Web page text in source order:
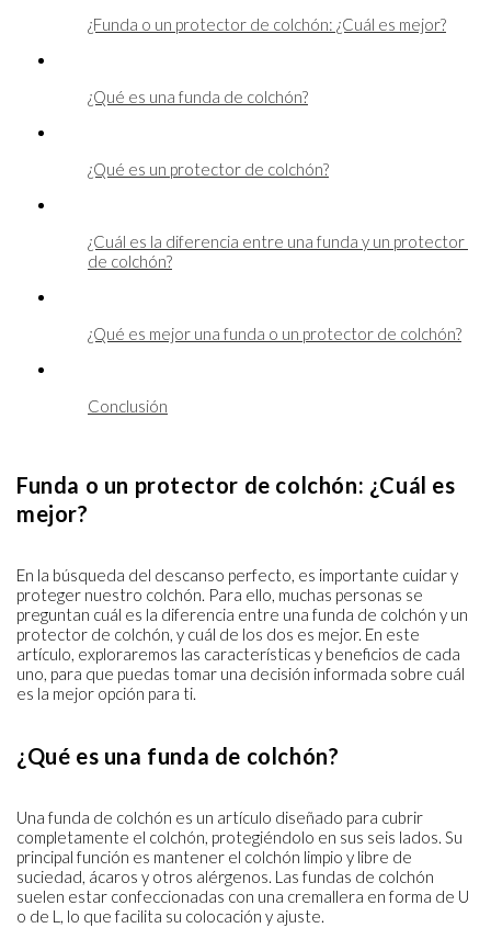
¿Funda o un protector de colchón: ¿Cuál es mejor?
¿Qué es una funda de colchón?
¿Qué es un protector de colchón?
¿Cuál es la diferencia entre una funda y un protector
de colchón?
¿Qué es mejor una funda o un protector de colchón?
Conclusión
Funda o un protector de colchón: ¿Cuál es
mejor?
En la búsqueda del descanso perfecto, es importante cuidar y
proteger nuestro colchón. Para ello, muchas personas se
preguntan cuál es la diferencia entre una funda de colchón y un
protector de colchón, y cuál de los dos es mejor. En este
artículo, exploraremos las características y beneficios de cada
uno, para que puedas tomar una decisión informada sobre cuál
es la mejor opción para ti.
¿Qué es una funda de colchón?
Una funda de colchón es un artículo diseñado para cubrir
completamente el colchón, protegiéndolo en sus seis lados. Su
principal función es mantener el colchón limpio y libre de
suciedad, ácaros y otros alérgenos. Las fundas de colchón
suelen estar confeccionadas con una cremallera en forma de U
o de L, lo que facilita su colocación y ajuste.